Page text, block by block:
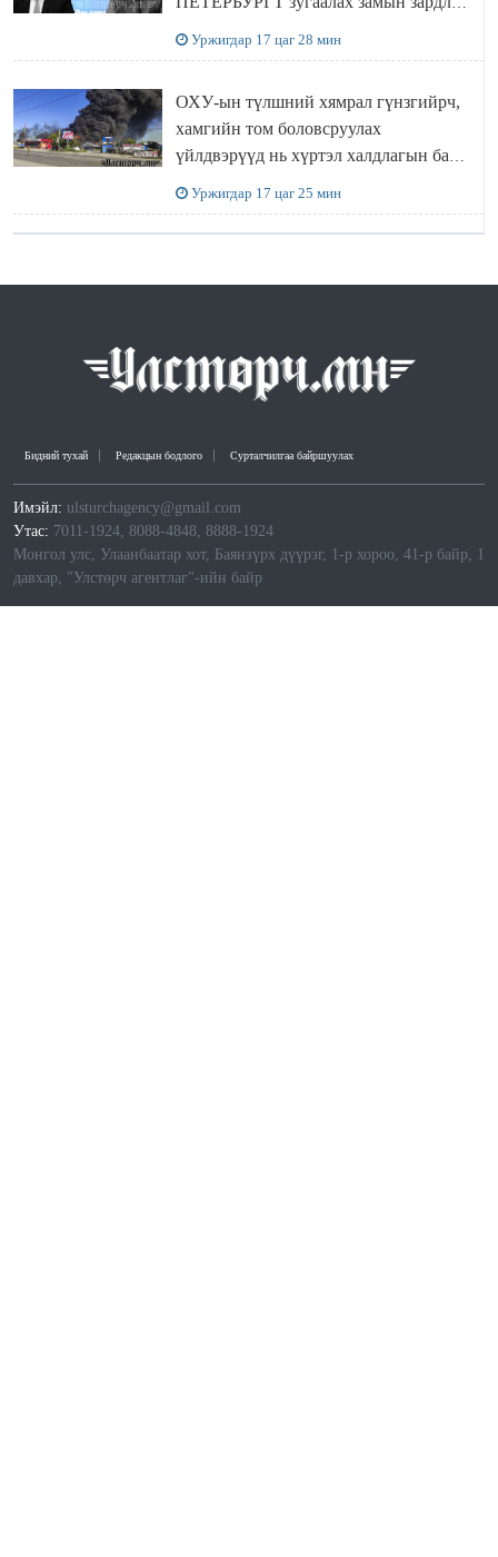
Уржигдар 17 цаг 28 мин
ОХУ-ын түлшний хямрал гүнзгийрч,
хамгийн том боловсруулах
үйлдвэрүүд нь хүртэл халдлагын бай
Уржигдар 17 цаг 25 мин
Бидний тухай Редакцын бодлого Сурталчилгаа байршуулах
Имэйл: ulsturchagency@gmail.com
Утас: 7011-1924, 8088-4848, 8888-1924
Монгол улс, Улаанбаатар хот, Баянзүрх дүүрэг, 1-р хороо, 41-р байр, 1
давхар, "Улстөрч агентлаг"-ийн байр